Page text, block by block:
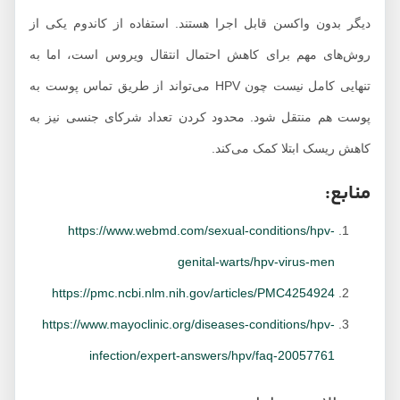
دیگر بدون واکسن قابل اجرا هستند. استفاده از کاندوم یکی از
روش‌های مهم برای کاهش احتمال انتقال ویروس است، اما به
تنهایی کامل نیست چون HPV می‌تواند از طریق تماس پوست به
پوست هم منتقل شود. محدود کردن تعداد شرکای جنسی نیز به
کاهش ریسک ابتلا کمک می‌کند.
منابع:
https://www.webmd.com/sexual-conditions/hpv-
genital-warts/hpv-virus-men
https://pmc.ncbi.nlm.nih.gov/articles/PMC4254924
https://www.mayoclinic.org/diseases-conditions/hpv-
infection/expert-answers/hpv/faq-20057761